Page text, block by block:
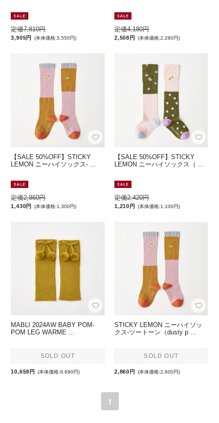
定価7,810円
3,905円 (本体価格:3,550円)
定価4,180円
2,508円 (本体価格:2,280円)
【SALE 50%OFF】STICKY
LEMON ニーハイソックス- …
定価2,860円
1,430円 (本体価格:1,300円)
【SALE 50%OFF】STICKY
LEMON ニーハイソックス（ …
定価2,420円
1,210円 (本体価格:1,100円)
MABLI 2024AW BABY POM-
POM LEG WARME …
SOLD OUT
10,659円 (本体価格:9,690円)
STICKY LEMON ニーハイソッ
クス-ツートーン（dusty p …
SOLD OUT
2,860円 (本体価格:2,600円)
1